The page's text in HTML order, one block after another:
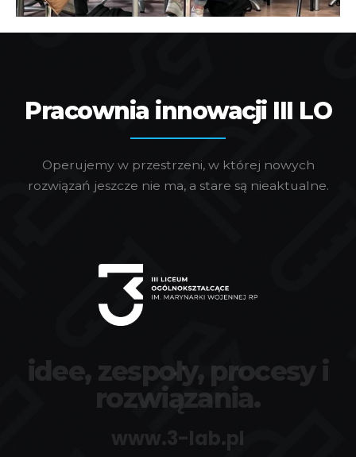
Pracownia innowacji III LO
Operujemy w przestrzeni, w której nowych
rozwiązań jeszcze nie ma, a stare są nieaktualne.
idee, zespoły, procesy i
rozwiązania.
www.3-lab.pl